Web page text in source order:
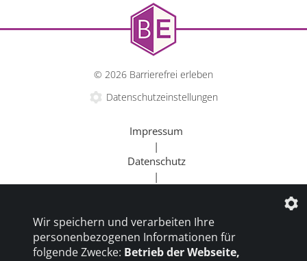
© 2026 Barrierefrei erleben
Datenschutzeinstellungen
Impressum
|
Datenschutz
|
Beratung
|
Goldener Rollstuhl
Wir speichern und verarbeiten Ihre
personenbezogenen Informationen für
folgende Zwecke: Betrieb der Webseite,